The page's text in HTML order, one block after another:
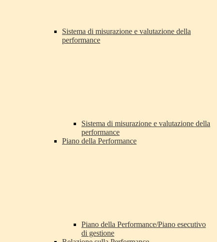
Sistema di misurazione e valutazione della
performance
Sistema di misurazione e valutazione della
performance
Piano della Performance
Piano della Performance/Piano esecutivo
di gestione